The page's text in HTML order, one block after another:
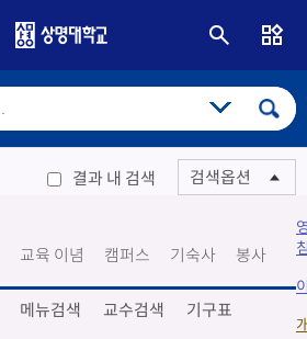
결과 내 검색 검색옵션
교육 이념 캠퍼스 기숙사 봉사
메뉴검색 교수검색
기구표